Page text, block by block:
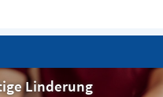
Linderung